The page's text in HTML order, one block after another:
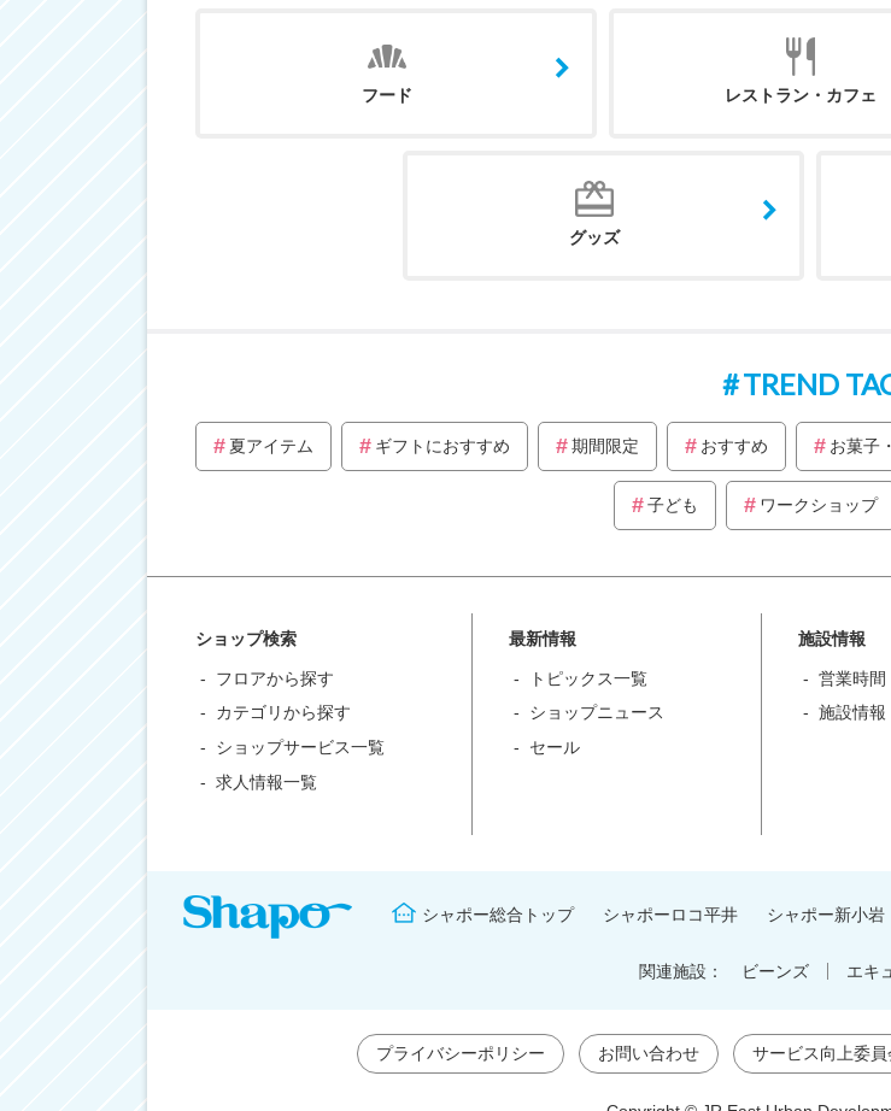
フード レストラン・カフェ
グッズ
TREND
夏アイテム ギフトにおすすめ 期間限定 おすすめ お菓子
子ども ワークショップ
ショップ検索
フロアから探す
カテゴリから探す
ショップサービス一覧
求人情報一覧
最新情報
トピックス一覧
ショップニュース
セール
施設情報
営業時間
施設情報
シャポー総合トップ シャポーロコ平井 シャポー新小岩
関連施設： ビーンズ エキ
プライバシーポリシー お問い合わせ サービス向上委員